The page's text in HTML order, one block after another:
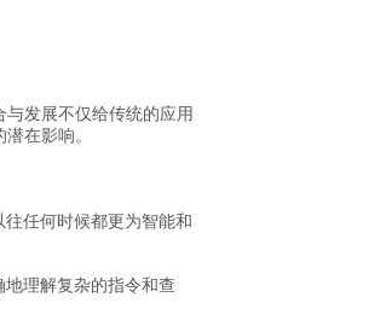
发展不仅给传统的应用
在影响。
任何时候都更为智能和
理解复杂的指令和查